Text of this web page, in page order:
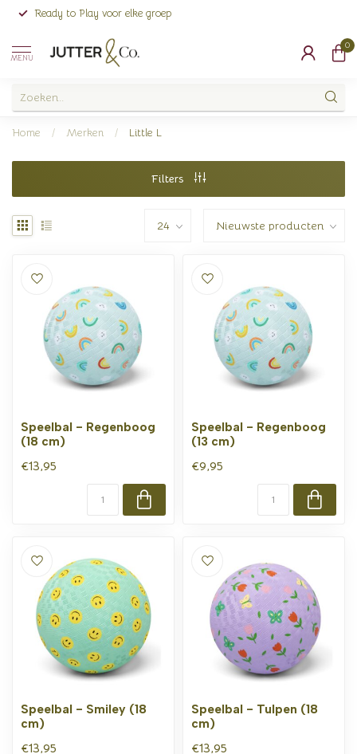
Ready to Play voor elke groep
MENU
0
Home / Merken / Little L
Filters
Speelbal - Regenboog
(18 cm)
€13,95
Speelbal - Regenboog
(13 cm)
€9,95
Speelbal - Smiley (18
cm)
€13,95
Speelbal - Tulpen (18
cm)
€13,95